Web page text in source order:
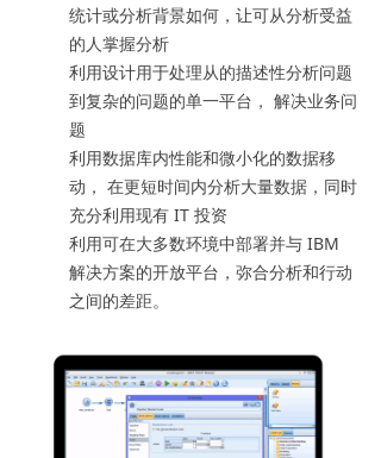
统计或分析背景如何，让可从分析受益
的人掌握分析
利用设计用于处理从的描述性分析问题
到复杂的问题的单一平台， 解决业务问
题
利用数据库内性能和微小化的数据移
动， 在更短时间内分析大量数据，同时
充分利用现有 IT 投资
利用可在大多数环境中部署并与 IBM
解决方案的开放平台，弥合分析和行动
之间的差距。